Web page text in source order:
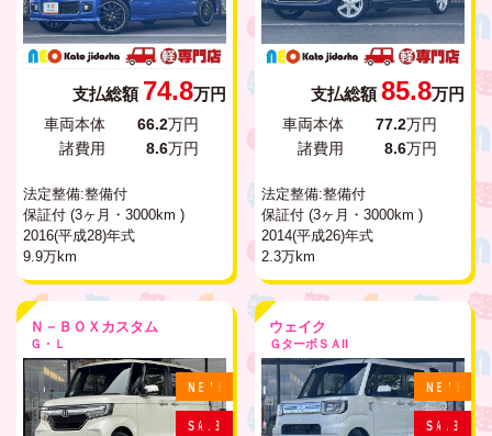
支払総額 74.8万円
車両本体 66.2万円
諸費用
8.6万円
法定整備:整備付
保証付 (3ヶ月・3000km )
2016(平成28)年式
9.9万km
支払総額85.8万円
車両本体 77.2万円
諸費用
8.6万円
法定整備:整備付
保証付 (3ヶ月・3000km )
2014(平成26)年式
2.3万km
Ｎ－ＢＯＸカスタム
Ｇ・Ｌ
N E W !
S A L E
ウェイク
ＧターボＳＡII
N E W !
S A L E